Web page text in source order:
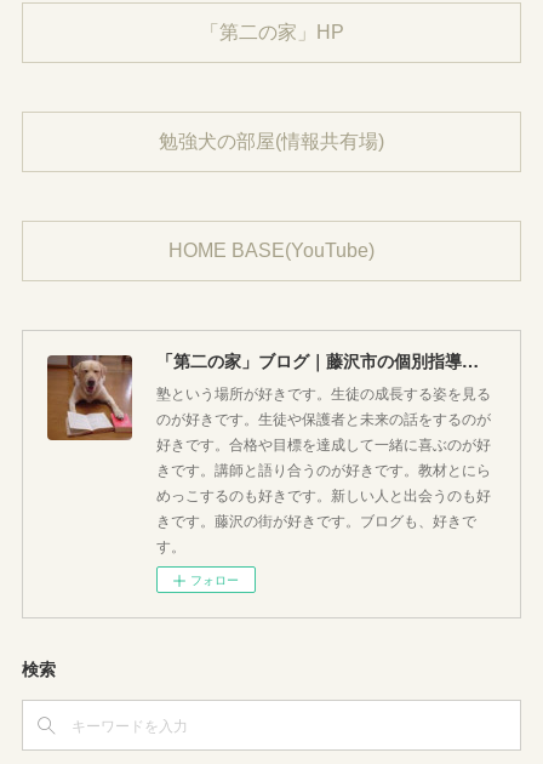
「第二の家」HP
勉強犬の部屋(情報共有場)
HOME BASE(YouTube)
「第二の家」ブログ｜藤沢市の個別指導塾のお話
塾という場所が好きです。生徒の成長する姿を見る
のが好きです。生徒や保護者と未来の話をするのが
好きです。合格や目標を達成して一緒に喜ぶのが好
きです。講師と語り合うのが好きです。教材とにら
めっこするのも好きです。新しい人と出会うのも好
きです。藤沢の街が好きです。ブログも、好きで
す。
フォロー
検索